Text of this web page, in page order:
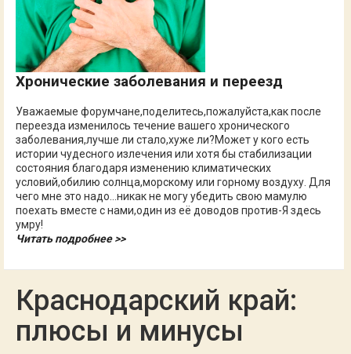
Хронические заболевания и переезд
Уважаемые форумчане,поделитесь,пожалуйста,как после
переезда изменилось течение вашего хронического
заболевания,лучше ли стало,хуже ли?Может у кого есть
истории чудесного излечения или хотя бы стабилизации
состояния благодаря изменению климатических
условий,обилию солнца,морскому или горному воздуху. Для
чего мне это надо...никак не могу убедить свою мамулю
поехать вместе с нами,один из её доводов против-Я здесь
умру!
Читать подробнее >>
Краснодарский край:
плюсы и минусы